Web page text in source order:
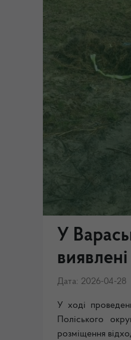
У
Дата: 2026-04-28
У ході
Поліського
розміщення